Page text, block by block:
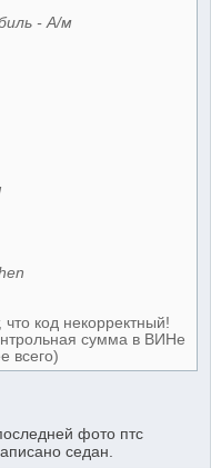
- А/м
код некорректный!
сумма в ВИНе
всего)
фото птс
седан.